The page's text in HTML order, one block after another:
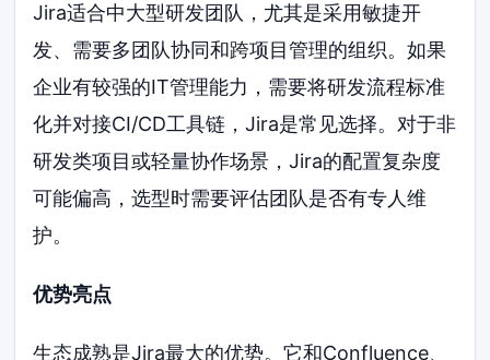
Jira适合中大型研发团队，尤其是采用敏捷开
发、需要多团队协同和跨项目管理的组织。如果
企业有较强的IT管理能力，需要将研发流程标准
化并对接CI/CD工具链，Jira是常见选择。对于非
研发类项目或轻量协作场景，Jira的配置复杂度
可能偏高，选型时需要评估团队是否有专人维
护。
优势亮点
生态成熟是Jira最大的优势。它和Confluence、